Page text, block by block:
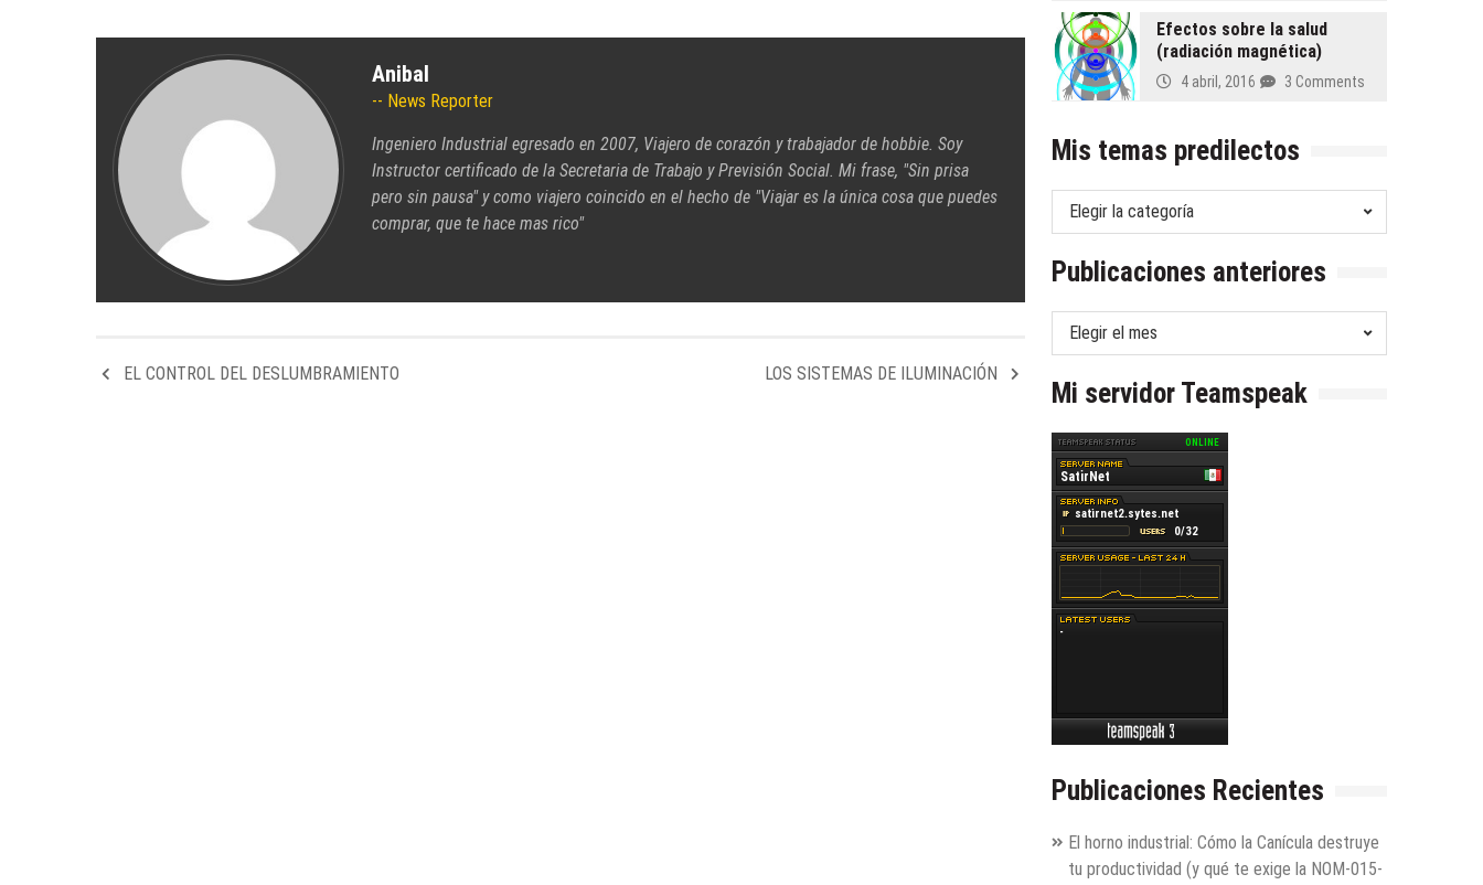
Anibal
News Reporter
Ingeniero Industrial egresado en 2007, Viajero de corazón y trabajador de hobbie. Soy
Instructor certificado de la Secretaria de Trabajo y Previsión Social. Mi frase, "Sin prisa
pero sin pausa" y como viajero coincido en el hecho de "Viajar es la única cosa que puedes
comprar, que te hace mas rico"
EL CONTROL DEL DESLUMBRAMIENTO LOS SISTEMAS DE ILUMINACIÓN
saltarse
Efectos sobre la salud
(radiación magnética)
4 abril, 2016 3 Comments
Mis temas predilectos
Mis
temas
Publicaciones anteriores
Publicaciones
anteriores
Mi servidor Teamspeak
Publicaciones Recientes
El horno industrial: Cómo la Canícula destruye
tu productividad (y qué te exige la NOM-015-